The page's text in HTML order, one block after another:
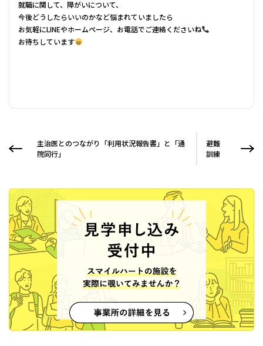
就職に関して、障がいについて、
今後どうしたらいいのかなど悩まれていましたら
お気軽にLINEやホームページ、お電話でご連絡くださいね
お待ちしています
主治医とのつながり「利用状況報告書」と「通
院同行」
避難
訓練